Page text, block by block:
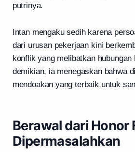
putrinya.
Intan mengaku sedih karena
dari urusan pekerjaan kini
konflik yang melibatkan
demikian, ia menegaskan bahwa
mendoakan yang terbaik untuk
Berawal dari Honor
Dipermasalahkan